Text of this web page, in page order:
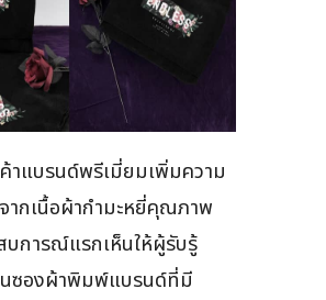
าแบรนด์พรีเมี่ยมเพิ่มความ
ากเนื้อผ้ากำมะหยี่คุณภาพ
บการณ์แรกเห็นให้ผู้รับรู้
นซองผ้าพิมพ์แบรนด์ที่มี